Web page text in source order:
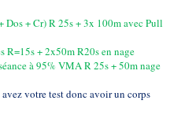
+ Cr) R 25s + 3x 100m avec Pull
R=15s + 2x50m R20s en nage
à 95% VMA R 25s + 50m nage
votre test donc avoir un corps